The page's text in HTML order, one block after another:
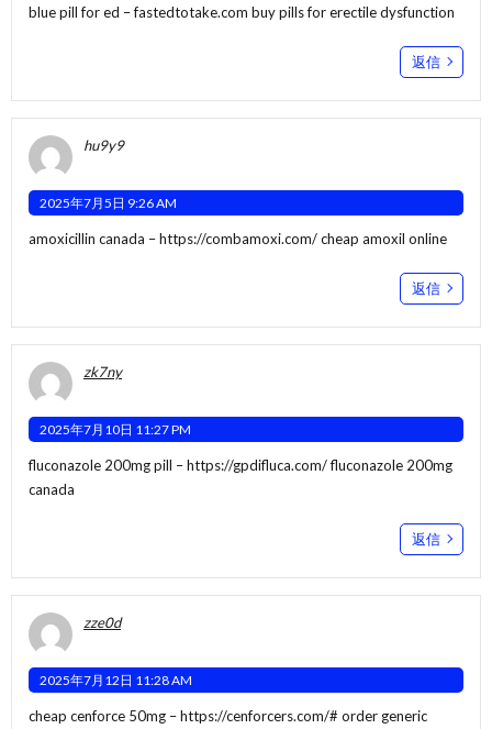
blue pill for ed –fastedtotake.com buy pills for erectile dysfunction
返信
hu9y9
2025年7月5日 9:26 AM
amoxicillin canada –https://combamoxi.com/cheap amoxil online
返信
zk7ny
2025年7月10日 11:27 PM
fluconazole 200mg pill –https://gpdifluca.com/fluconazole 200mg
canada
返信
zze0d
2025年7月12日 11:28 AM
cheap cenforce 50mg –https://cenforcers.com/# order generic